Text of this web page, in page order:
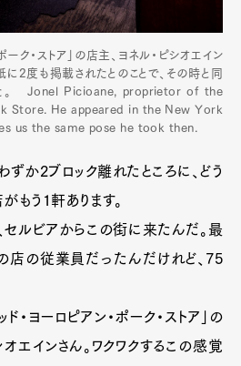
ポーク・ストア」の店主、ヨネル・ピシオエイン
に2度も掲載されたとのことで、その時と同
た。 Jonel Picioane, proprietor of the
Store. He appeared in the New York
us the same pose he took then.
わずか2ブロック離れたところに、どう
もう1軒あります。
セルビアからこの街に来たんだ。最
店の従業員だったんだけれど、75
ド・ヨーロピアン・ポーク・ストア」の
エインさん。ワクワクするこの感覚